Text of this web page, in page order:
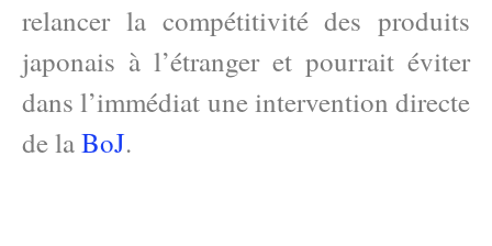
relancer la compétitivité des produits
japonais à l’étranger et pourrait éviter
dans l’immédiat une intervention directe
de laBoJ.